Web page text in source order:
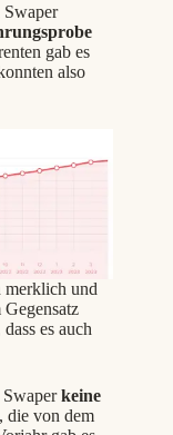
Swaper
gab es
also
merklich und
dass es auch
keine
die von dem